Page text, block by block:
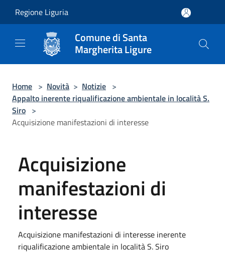
Regione Liguria
Comune di Santa
Margherita Ligure
Home > Novità > Notizie >
Appalto inerente riqualificazione ambientale in località S.
Siro >
Acquisizione manifestazioni di interesse
Acquisizione
manifestazioni di
interesse
Acquisizione manifestazioni di interesse inerente
riqualificazione ambientale in località S. Siro